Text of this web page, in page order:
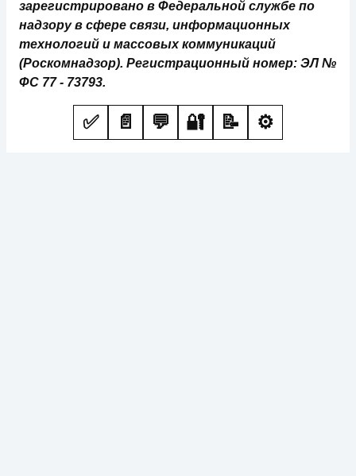
✅ 📄 💬 🔐 📝 ⚙️
зарегистрировано в Федеральной службе по
надзору в сфере связи, информационных
технологий и массовых коммуникаций
(Роскомнадзор). Регистрационный номер: ЭЛ №
ФС 77 - 73793.